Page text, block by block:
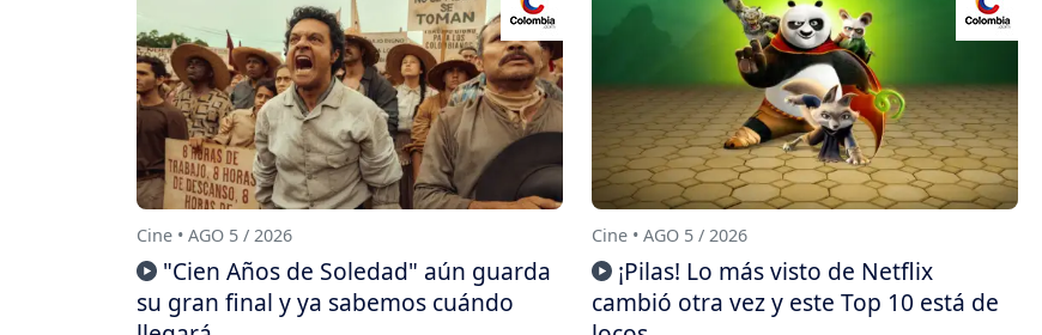
Cine • AGO 5 / 2026
"Cien Años de Soledad" aún guarda
su gran final y ya sabemos cuándo
Cine • AGO 5 / 2026
¡Pilas! Lo más visto de Netflix
cambió otra vez y este Top 10 está de